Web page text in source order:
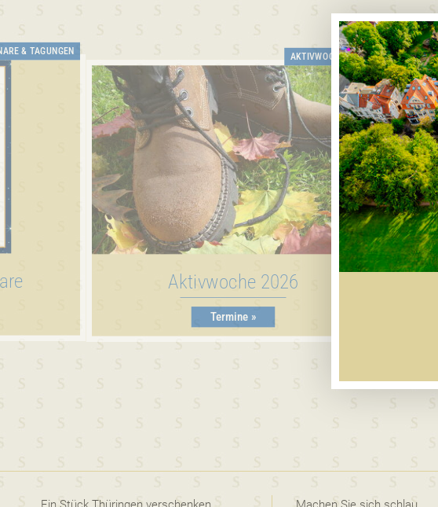
& TAGUNGEN
Aktivwoche 2026
AKTIVWOCHE 2025
Termine »